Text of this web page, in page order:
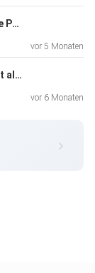
#2 Lagermitarbeiter: Man hätte eine Person opfern müssen
vor 5 Monaten
#1 Pensionist: Ohne Elektriker steht alles
vor 6 Monaten